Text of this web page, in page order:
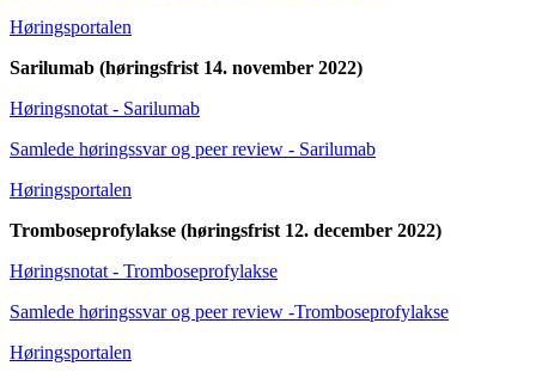
Høringsportalen
Sarilumab (høringsfrist 14. november 2022)
Høringsnotat - Sarilumab
Samlede høringssvar og peer review - Sarilumab
Høringsportalen
Tromboseprofylakse (høringsfrist 12. december 2022)
Høringsnotat - Tromboseprofylakse
Samlede høringssvar og peer review -Tromboseprofylakse
Høringsportalen